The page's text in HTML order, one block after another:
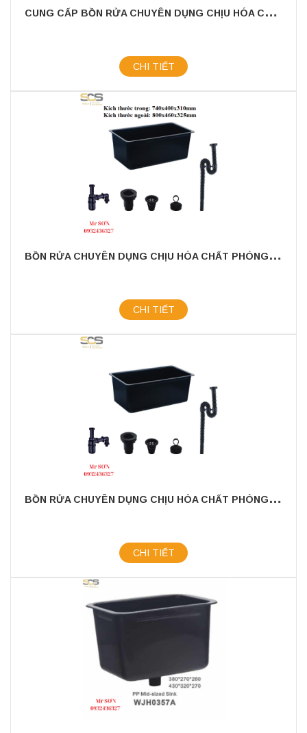
C
UNG CẤP BỒN RỬA CHUYÊN DỤNG CHỊU HÓA CHẤT PHÒNG THÍ NGHIỆM KÍCH THƯỚC 440MM
CHI TIẾT
B
ỒN RỬA CHUYÊN DỤNG CHỊU HÓA CHẤT PHÒNG THÍ NGHIỆM KÍCH THƯỚC 800MM
CHI TIẾT
B
ỒN RỬA CHUYÊN DỤNG CHỊU HÓA CHẤT PHÒNG THÍ NGHIỆM
CHI TIẾT